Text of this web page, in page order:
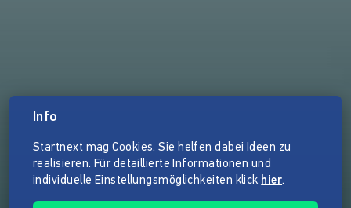
Info
Startnext mag Cookies. Sie helfen dabei Ideen zu
realisieren. Für detaillierte Informationen und
individuelle Einstellungsmöglichkeiten klick hier.